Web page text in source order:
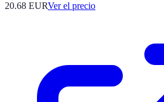
20.68 EURVer el precio